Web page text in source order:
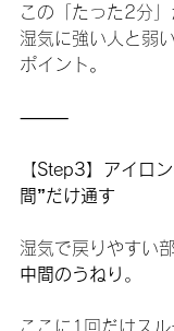
この「たった2分」
湿気に強い人と弱
ポイント。
⸻
【Step3】アイロ
間”だけ通す
湿気で戻りやすい
中間のうねり 。
ここに1回だけスル